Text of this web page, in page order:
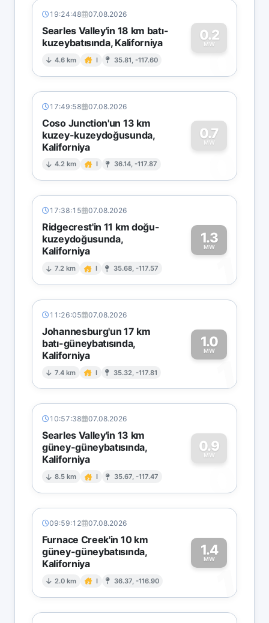
19:24:48 07.08.2026
Searles Valley'in 18 km batı-
kuzeybatısında, Kaliforniya
4.6 km I 35.81, -117.60
0.2
MW
0
17:49:58 07.08.2026
Coso Junction'un 13 km
kuzey-kuzeydoğusunda,
Kaliforniya
4.2 km I 36.14, -117.87
0.7
MW
0
17:38:15 07.08.2026
Ridgecrest'in 11 km doğu-
kuzeydoğusunda,
Kaliforniya
7.2 km I 35.68, -117.57
1.3
MW
1
11:26:05 07.08.2026
Johannesburg'un 17 km
batı-güneybatısında,
Kaliforniya
7.4 km I 35.32, -117.81
1.0
MW
1
10:57:38 07.08.2026
Searles Valley'in 13 km
güney-güneybatısında,
Kaliforniya
8.5 km I 35.67, -117.47
0.9
MW
0
09:59:12 07.08.2026
Furnace Creek'in 10 km
güney-güneybatısında,
Kaliforniya
2.0 km I 36.37, -116.90
1.4
MW
1